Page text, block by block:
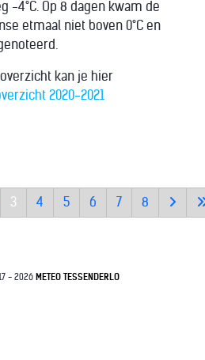
-4°C. Op 8 dagen kwam de
etmaal niet boven 0°C en
kan je hier
2020-2021
3 4 5 6 7 8
- 2026 METEO TESSENDERLO